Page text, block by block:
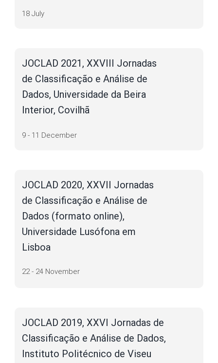
18 July
JOCLAD 2021, XXVIII Jornadas
de Classificação e Análise de
Dados, Universidade da Beira
Interior, Covilhã
9 - 11 December
JOCLAD 2020, XXVII Jornadas
de Classificação e Análise de
Dados (formato online),
Universidade Lusófona em
Lisboa
22 - 24 November
JOCLAD 2019, XXVI Jornadas de
Classificação e Análise de Dados,
Instituto Politécnico de Viseu
content and